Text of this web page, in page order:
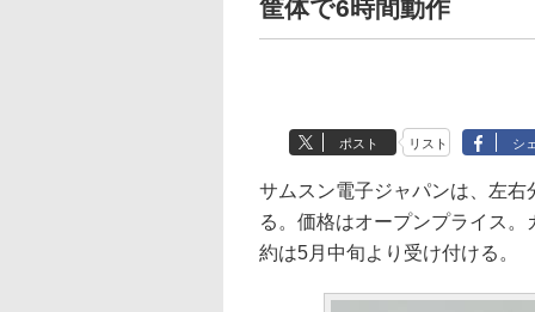
筐体で6時間動作
ポスト リスト シ
サムスン電子ジャパンは、左
る。価格はオープンプライス
約は5月中旬より受け付ける。